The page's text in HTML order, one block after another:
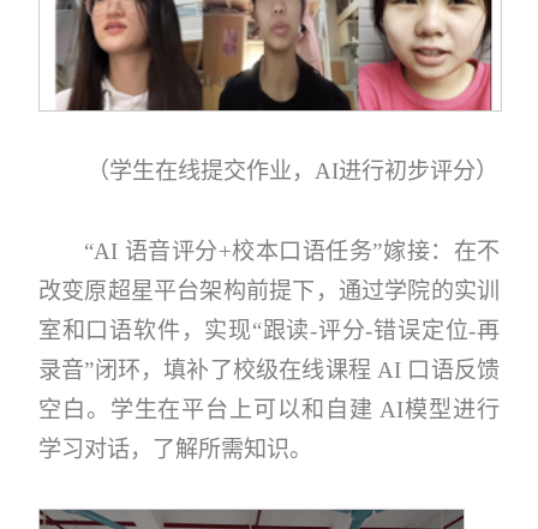
（学生在线提交作业，AI进行初步评分）
“AI 语音评分+校本口语任务”嫁接：在不
改变原超星平台架构前提下，通过学院的实训
室和口语软件，实现“跟读-评分-错误定位-再
录音”闭环，填补了校级在线课程 AI 口语反馈
空白。学生在平台上可以和自建 AI模型进行
学习对话，了解所需知识。